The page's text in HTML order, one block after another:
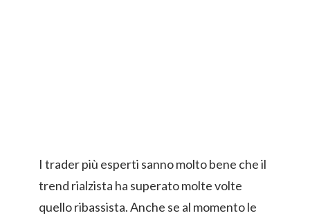
I trader più esperti sanno molto bene che il
trend rialzista ha superato molte volte
quello ribassista. Anche se al momento le